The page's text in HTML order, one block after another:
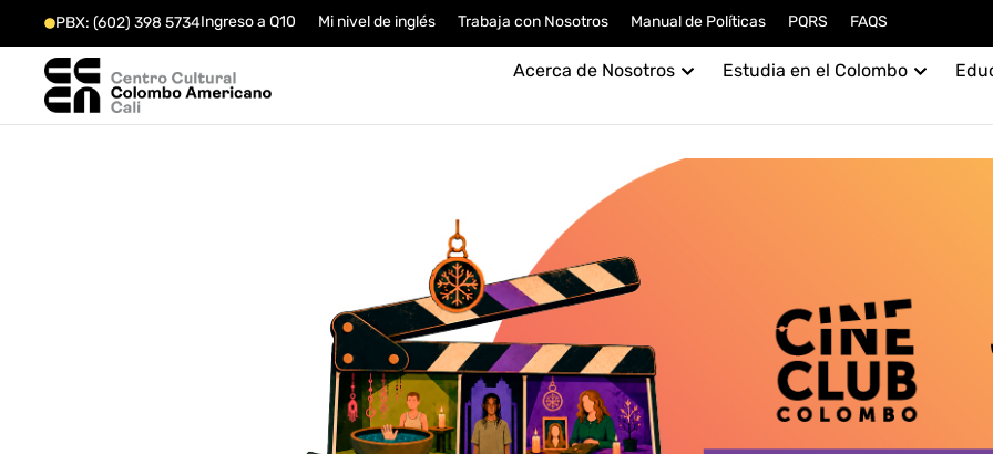
PBX: (602) 398 5734Ingreso a Q10 Mi nivel de inglés Trabaja con Nosotros Manual de Políticas PQRS FAQS
Acerca de Nosotros Estudia en el Colombo